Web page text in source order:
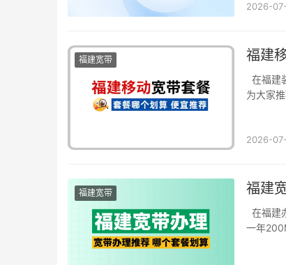
2026-
福建宽带 福建
在福建
为大家
2026-
福建宽带 福建
在福建
一年